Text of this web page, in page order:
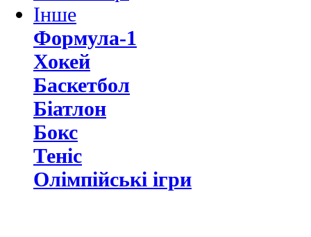
Інше
Формула-1
Хокей
Баскетбол
Біатлон
Бокс
Теніс
Олімпійські ігри